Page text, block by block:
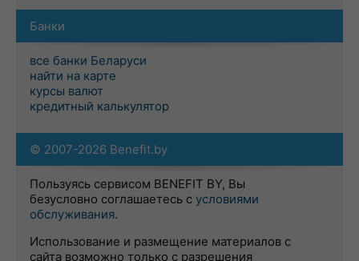
Банки
все банки Беларуси
найти на карте
курсы валют
кредитный калькулятор
© 2007-2026 Benefit.by
Пользуясь сервисом BENEFIT BY, Вы
безусловно соглашаетесь с условиями
обслуживания.
Использование и размещение материалов с
сайта возможно только с разрешения